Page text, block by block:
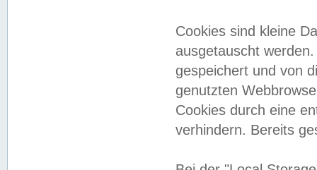
Cookies sind kleine
ausgetauscht
gespeichert und von
genutzten
Cookies durch eine
verhindern. Bereits